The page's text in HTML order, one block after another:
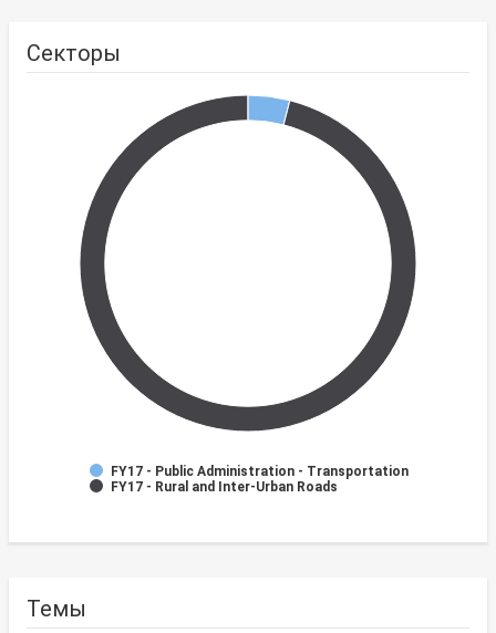
Секторы
FY17 - Public Administration - Transportation
FY17 - Rural and Inter-Urban Roads
Темы